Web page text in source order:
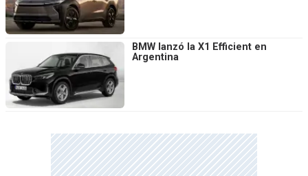
BMW lanzó la X1 Efficient en
Argentina